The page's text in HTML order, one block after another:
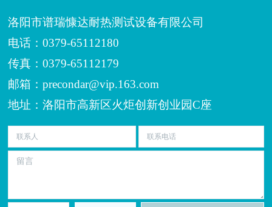
洛阳市谱瑞慷达耐热测试设备有限公司
电话：0379-65112180
传真：0379-65112179
邮箱：precondar@vip.163.com
地址：洛阳市高新区火炬创新创业园C座